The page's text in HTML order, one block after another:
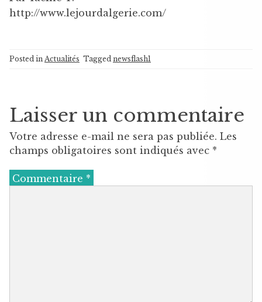
http://www.lejourdalgerie.com/
Posted in Actualités Tagged newsflash1
Laisser un commentaire
Votre adresse e-mail ne sera pas publiée. Les
champs obligatoires sont indiqués avec *
Commentaire *